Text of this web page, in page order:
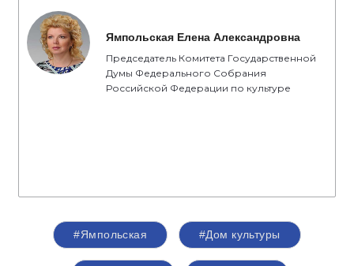
Ямпольская Елена Александровна
Председатель Комитета Государственной
Думы Федерального Собрания
Российской Федерации по культуре
#Ямпольская #Дом культуры